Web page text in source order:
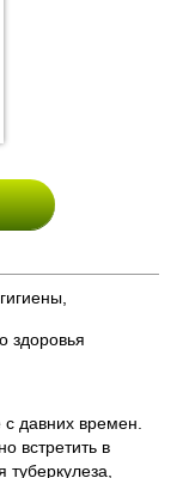
здоровья
давних времен.
встретить в